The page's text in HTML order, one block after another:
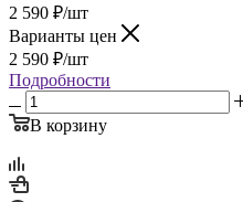
2 590 ₽/шт
Варианты цен
2 590 ₽/шт
Подробности
В корзину